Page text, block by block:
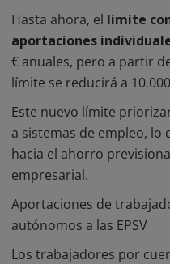
Hasta ahora, el límite
aportaciones
€ anuales, pero a partir
límite se reducirá a
Este nuevo límite
a sistemas de empleo,
hacia el ahorro
empresarial.
Aportaciones de
autónomos a las EPSV
Los trabajadores por